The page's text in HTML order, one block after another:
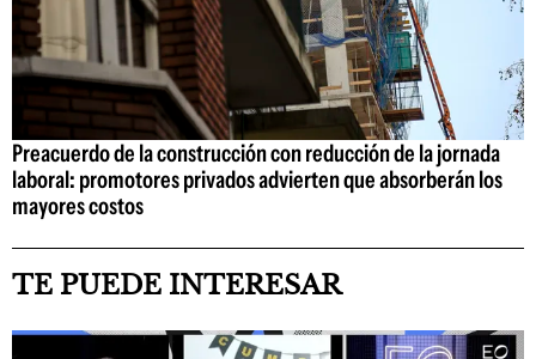
Preacuerdo de la construcción con reducción de la jornada
laboral: promotores privados advierten que absorberán los
mayores costos
TE PUEDE INTERESAR